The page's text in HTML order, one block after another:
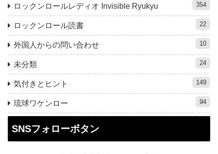
ロックンロールレディオ Invisible Ryukyu 354
ロックンロール読書 22
外国人からの問い合わせ 10
未分類 24
気付きとヒント 149
琉球ワケンロー 94
SNSフォローボタン